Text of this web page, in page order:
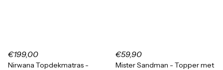
€199,00
Nirwana Topdekmatras -
€59,90
Mister Sandman - Topper met